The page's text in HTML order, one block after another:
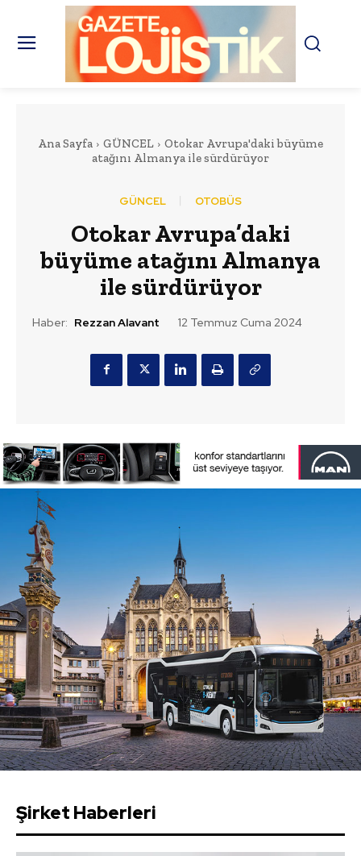
Ana Sayfa GÜNCEL
Otokar Avrupa'daki büyüme
atağını Almanya ile sürdürüyor
GÜNCEL OTOBÜS
Otokar Avrupa’daki
büyüme atağını Almanya
ile sürdürüyor
Haber: Rezzan Alavant 12 Temmuz Cuma 2024
Şirket Haberleri